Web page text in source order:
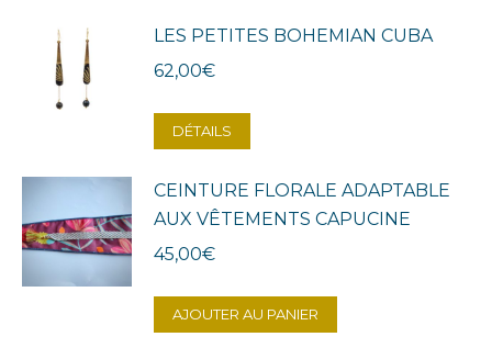
LES PETITES BOHEMIAN CUBA
62,00€
DÉTAILS
CEINTURE FLORALE ADAPTABLE
AUX VÊTEMENTS CAPUCINE
45,00€
AJOUTER AU PANIER